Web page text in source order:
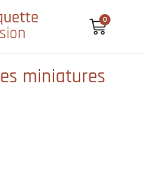
0
miniatures